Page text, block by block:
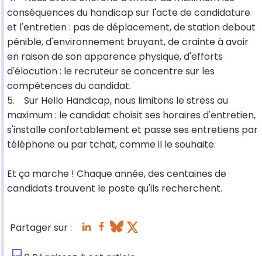
conséquences du handicap sur l'acte de candidature
et l'entretien : pas de déplacement, de station debout
pénible, d'environnement bruyant, de crainte à avoir
en raison de son apparence physique, d'efforts
d'élocution : le recruteur se concentre sur les
compétences du candidat.
5. Sur Hello Handicap, nous limitons le stress au
maximum : le candidat choisit ses horaires d'entretien,
s'installe confortablement et passe ses entretiens par
téléphone ou par tchat, comme il le souhaite.
Et ça marche ! Chaque année, des centaines de
candidats trouvent le poste qu'ils recherchent.
Partager sur :